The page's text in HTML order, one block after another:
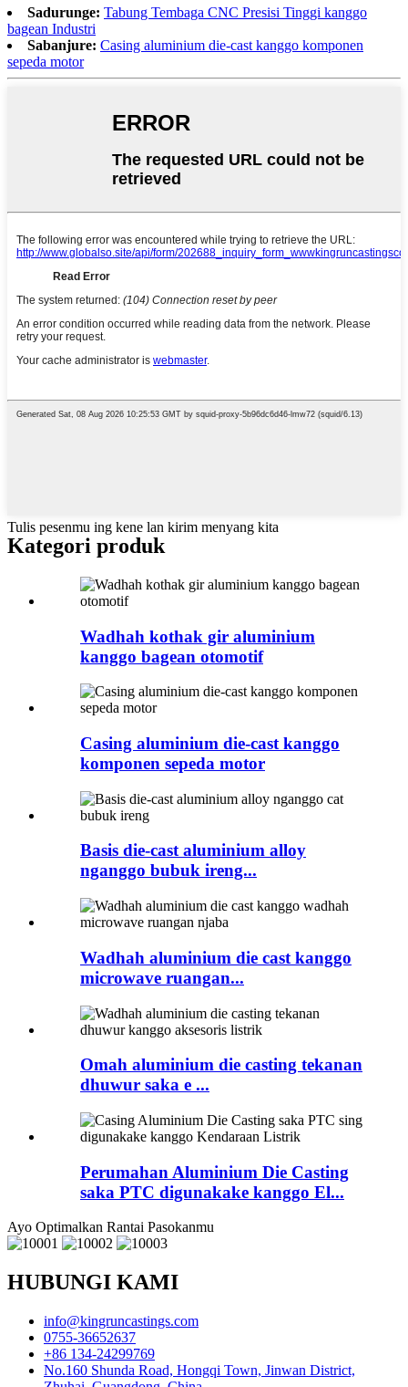
Sadurunge: Tabung Tembaga CNC Presisi Tinggi kanggo
bagean Industri
Sabanjure: Casing aluminium die-cast kanggo komponen
sepeda motor
Tulis pesenmu ing kene lan kirim menyang kita
Kategori produk
Wadhah kothak gir aluminium
kanggo bagean otomotif
Casing aluminium die-cast kanggo
komponen sepeda motor
Basis die-cast aluminium alloy
nganggo bubuk ireng...
Wadhah aluminium die cast kanggo
microwave ruangan...
Omah aluminium die casting tekanan
dhuwur saka e ...
Perumahan Aluminium Die Casting
saka PTC digunakake kanggo El...
Ayo Optimalkan Rantai Pasokanmu
HUBUNGI KAMI
info@kingruncastings.com
0755-36652637
+86 134-24299769
No.160 Shunda Road, Hongqi Town, Jinwan District,